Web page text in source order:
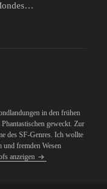
in den frühen
geweckt. Zur
des SF-Genres. Ich wollte
fremden Wesen
anzeigen